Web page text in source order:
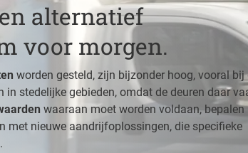
alternatief
voor morgen.
worden gesteld, zijn bijzonder hoog, vooral bij
stedelijke gebieden, omdat de deuren daar
waaraan moet worden voldaan, bepalen
met nieuwe aandrijfoplossingen, die specifieke
.